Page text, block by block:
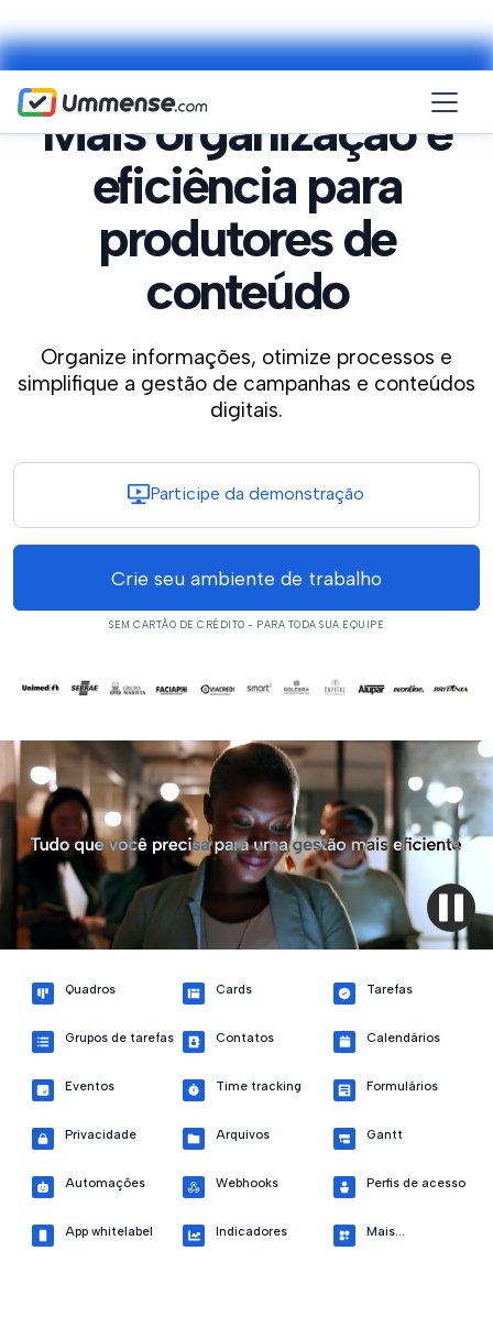
Mais organização e
eficiência para
produtores de
conteúdo
Organize informações, otimize processos e
simplifique a gestão de campanhas e conteúdos
digitais.
Participe da demonstração
Crie seu ambiente de trabalho
SEM CARTÃO DE CRÉDITO - PARA TODA SUA EQUIPE
Quadros Cards Tarefas
Grupos de tarefas Contatos Calendários
Eventos Time tracking Formulários
Privacidade Arquivos Gantt
Automações Webhooks Perfis de acesso
App whitelabel Indicadores Mais...